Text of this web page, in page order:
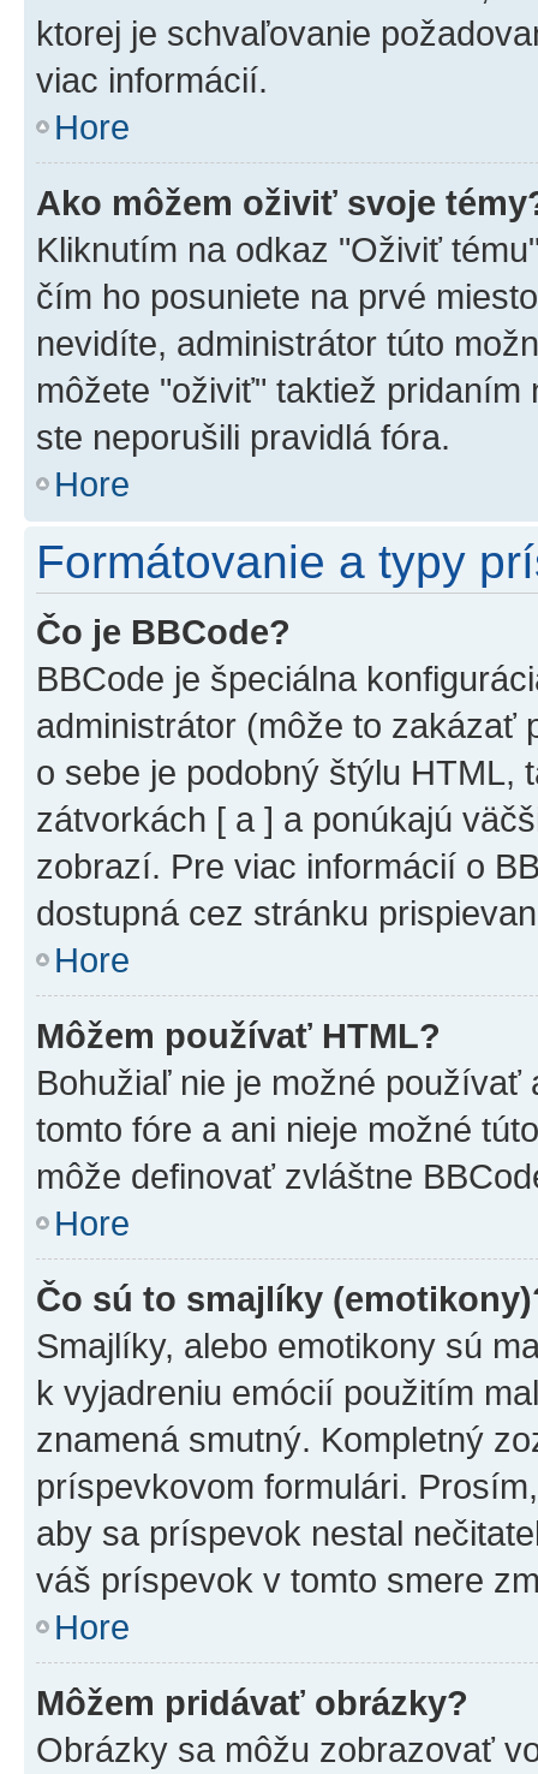
ktorej je schvaľovanie
viac informácií.
Hore
Ako môžem oživiť svoje
Kliknutím na odkaz "Oživiť
čím ho posuniete na prvé
nevidíte, administrátor túto
môžete "oživiť" taktiež
ste neporušili pravidlá fóra.
Hore
Formátovanie a typy
Čo je BBCode?
BBCode je špeciálna
administrátor (môže to zakázať
o sebe je podobný štýlu HTML,
zátvorkách [ a ] a ponúkajú
zobrazí. Pre viac informácií o
dostupná cez stránku
Hore
Môžem používať HTML?
Bohužiaľ nie je možné
tomto fóre a ani nieje možné
môže definovať zvláštne
Hore
Čo sú to smajlíky
Smajlíky, alebo emotikony sú
k vyjadreniu emócií použitím
znamená smutný. Kompletný
príspevkovom formulári.
aby sa príspevok nestal
váš príspevok v tomto smere
Hore
Môžem pridávať obrázky?
Obrázky sa môžu zobrazovať